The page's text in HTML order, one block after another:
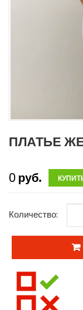
ПЛАТЬЕ
0 руб.
Количество: